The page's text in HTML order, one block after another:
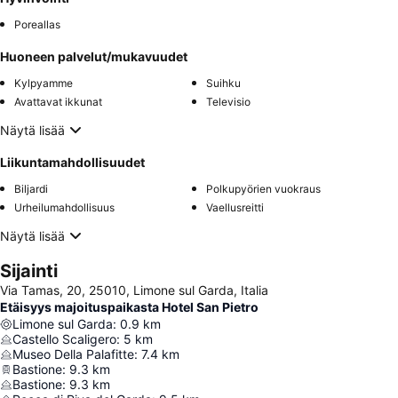
Poreallas
Huoneen palvelut/mukavuudet
Kylpyamme
Suihku
Avattavat ikkunat
Televisio
Näytä lisää
Liikuntamahdollisuudet
Biljardi
Polkupyörien vuokraus
Urheilumahdollisuus
Vaellusreitti
Näytä lisää
Sijainti
Via Tamas, 20, 25010, Limone sul Garda, Italia
Etäisyys majoituspaikasta Hotel San Pietro
Limone sul Garda: 0.9 km
Castello Scaligero: 5 km
Museo Della Palafitte: 7.4 km
Bastione: 9.3 km
Bastione: 9.3 km